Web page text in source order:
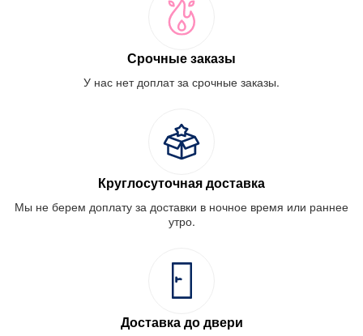
Срочные заказы
У нас нет доплат за срочные заказы.
Круглосуточная доставка
Мы не берем доплату за доставки в ночное время или раннее
утро.
Доставка до двери